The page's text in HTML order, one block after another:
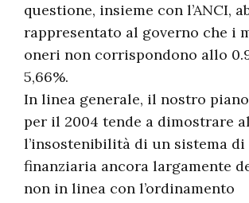
questione, insieme con l’ANCI,
rappresentato al governo che i
oneri non corrispondono allo
5,66%.
In linea generale, il nostro
per il 2004 tende a dimostrare
l’insostenibilità di un sistema
finanziaria ancora largamente
non in linea con l’ordinamento